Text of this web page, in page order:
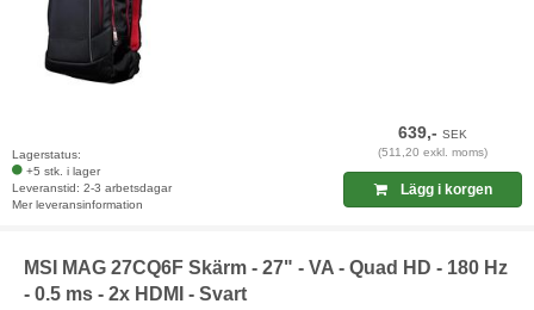
Lagerstatus:
+5 stk. i lager
Leveranstid: 2-3 arbetsdagar
Mer leveransinformation
639,-SEK
(511,20 exkl. moms)
Lägg i korgen
MSI MAG 27CQ6F Skärm - 27" - VA - Quad HD - 180 Hz
- 0.5 ms - 2x HDMI - Svart